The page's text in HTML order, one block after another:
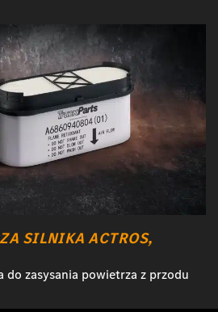
SILNIKA ACTROS,
zasysania powietrza z przodu